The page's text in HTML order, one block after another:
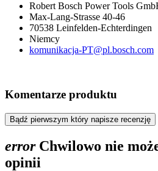
Robert Bosch Power Tools
Max-Lang-Strasse 40-46
70538 Leinfelden-Echterdingen
Niemcy
komunikacja-PT@pl.bosch.com
Komentarze produktu
Bądź pierwszym który napisze recenzję
errorChwilowo nie
opinii